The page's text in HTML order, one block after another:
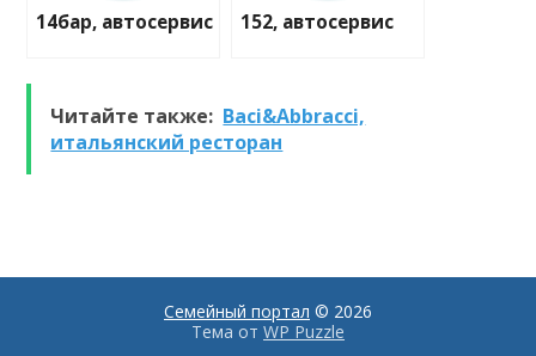
14бар, автосервис 152, автосервис
Читайте также: Baci&Abbracci,
итальянский ресторан
Семейный портал © 2026
Тема от WP Puzzle